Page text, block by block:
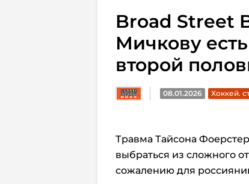
Broad Street
Мичкову
второй
08.01.2026 Хоккей.
Травма Тайсона
выбраться из сложного
сожалению для